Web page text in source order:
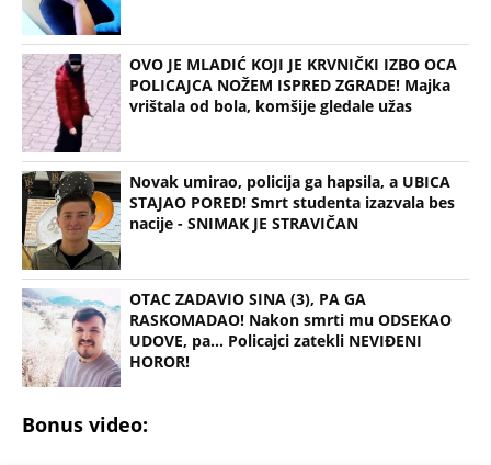
OVO JE MLADIĆ KOJI JE KRVNIČKI IZBO OCA
POLICAJCA NOŽEM ISPRED ZGRADE! Majka
vrištala od bola, komšije gledale užas
Novak umirao, policija ga hapsila, a UBICA
STAJAO PORED! Smrt studenta izazvala bes
nacije - SNIMAK JE STRAVIČAN
OTAC ZADAVIO SINA (3), PA GA
RASKOMADAO! Nakon smrti mu ODSEKAO
UDOVE, pa... Policajci zatekli NEVIĐENI
HOROR!
Bonus video: